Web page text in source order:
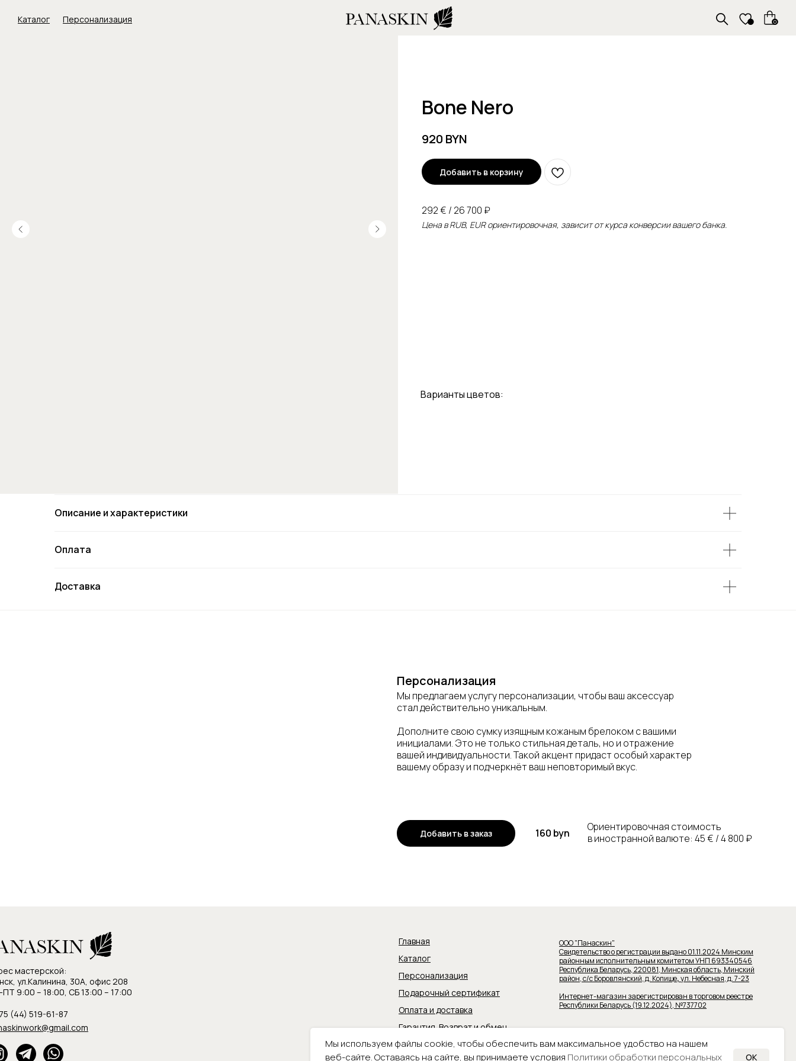
Каталог Персонализация 0
Bone Nero
920 BYN
Добавить в корзину
292 € / 26 700 ₽
Цена в RUB, EUR ориентировочная, зависит от курса конверсии вашего банка.
Варианты цветов:
Описание и характеристики
Оплата
Доставка
Персонализация
Мы предлагаем услугу персонализации, чтобы ваш аксессуар
стал действительно уникальным.
Дополните свою сумку изящным кожаным брелоком с вашими
инициалами. Это не только стильная деталь, но и отражение
вашей индивидуальности. Такой акцент придаст особый характер
вашему образу и подчеркнёт ваш неповторимый вкус.
Добавить в заказ 160 byn
Ориентировочная стоимость
в иностранной валюте: 45 € / 4 800 ₽
Мы используем файлы cookie, чтобы обеспечить вам максимальное удобство на нашем
веб-сайте. Оставаясь на сайте, вы принимаете условия Политики обработки персональных OK
Главная
Политика обработки
персональных данных
Оплата и доставка
Гарантия. Возврат и обмен
Подарочный сертификат
Персонализация
Каталог
ООО "Панаскин"
Свидетельство о регистрации выдано 01.11.2024 Минским
районным исполнительным комитетом УНП 693340546
Республика Беларусь, 220081, Минская область, Минский
район, с/с Боровлянский, д. Копище,ул. Небесная, д. 7-23
Интернет-магазин зарегистрирован в торговом реестре
Республики Беларусь (19.12.2024), №737702
(44) 519-61-87
мастерской:
ул.Калинина, 30А, офис 208
9:00 – 18:00, СБ 13:00 – 17:00